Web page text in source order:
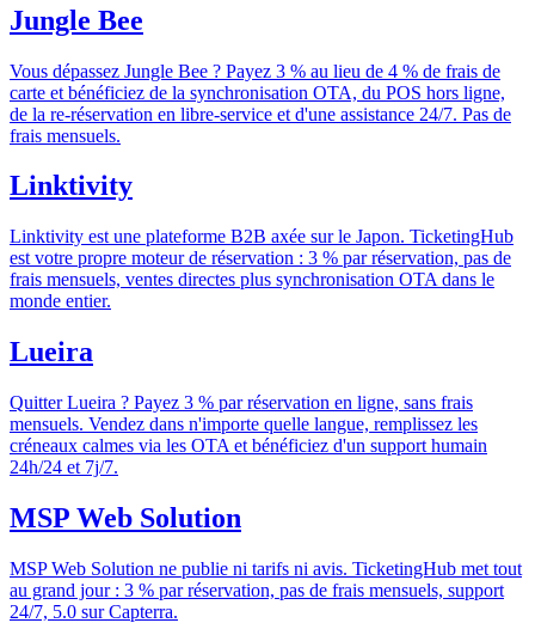
Jungle Bee
Vous dépassez Jungle Bee ? Payez 3 % au lieu de 4 % de frais de
carte et bénéficiez de la synchronisation OTA, du POS hors ligne,
de la re-réservation en libre-service et d'une assistance 24/7. Pas de
frais mensuels.
Linktivity
Linktivity est une plateforme B2B axée sur le Japon. TicketingHub
est votre propre moteur de réservation : 3 % par réservation, pas de
frais mensuels, ventes directes plus synchronisation OTA dans le
monde entier.
Lueira
Quitter Lueira ? Payez 3 % par réservation en ligne, sans frais
mensuels. Vendez dans n'importe quelle langue, remplissez les
créneaux calmes via les OTA et bénéficiez d'un support humain
24h/24 et 7j/7.
MSP Web Solution
MSP Web Solution ne publie ni tarifs ni avis. TicketingHub met tout
au grand jour : 3 % par réservation, pas de frais mensuels, support
24/7, 5.0 sur Capterra.